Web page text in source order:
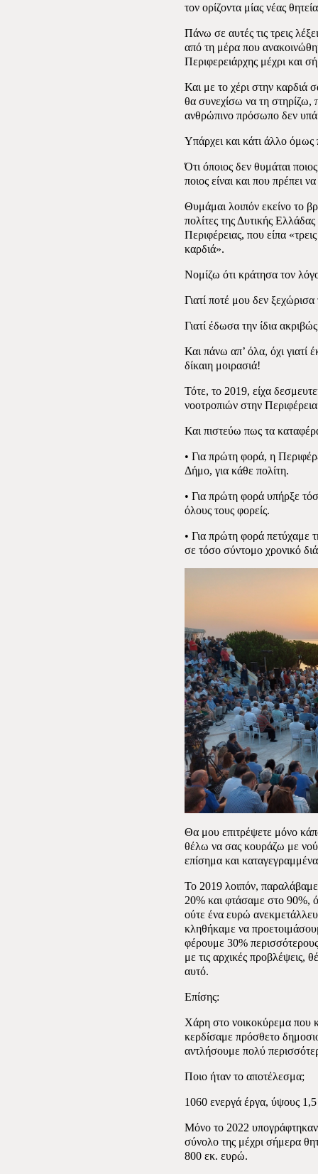
τον ορίζοντα μίας νέας
Πάνω σε αυτές τις τρεις
από τη μέρα που
Περιφερειάρχης μέχρι και
Και με το χέρι στην καρδιά
θα συνεχίσω να τη στηρίζω,
ανθρώπινο πρόσωπο δεν
Υπάρχει και κάτι άλλο όμως
Ότι όποιος δεν θυμάται
ποιος είναι και που πρέπει
Θυμάμαι λοιπόν εκείνο το
πολίτες της Δυτικής
Περιφέρειας, που είπα
καρδιά».
Νομίζω ότι κράτησα τον
Γιατί ποτέ μου δεν
Γιατί έδωσα την ίδια
Και πάνω απ’ όλα, όχι γιατί
δίκαιη μοιρασιά!
Τότε, το 2019, είχα
νοοτροπιών στην
Και πιστεύω πως τα
• Για πρώτη φορά, η
Δήμο, για κάθε πολίτη.
• Για πρώτη φορά υπήρξε
όλους τους φορείς.
• Για πρώτη φορά πετύχαμε
σε τόσο σύντομο χρονικό
Θα μου επιτρέψετε μόνο
θέλω να σας κουράζω με
επίσημα και
Το 2019 λοιπόν,
20% και φτάσαμε στο 90%,
ούτε ένα ευρώ
κληθήκαμε να
φέρουμε 30%
με τις αρχικές προβλέψεις,
αυτό.
Επίσης:
Χάρη στο νοικοκύρεμα που
κερδίσαμε πρόσθετο
αντλήσουμε πολύ
Ποιο ήταν το αποτέλεσμα;
1060 ενεργά έργα, ύψους
Μόνο το 2022
σύνολο της μέχρι σήμερα
800 εκ. ευρώ.